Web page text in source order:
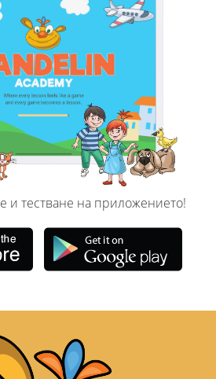
и тестване на приложението!